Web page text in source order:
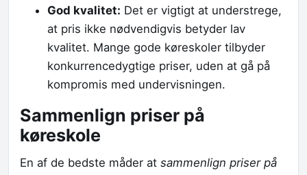
God kvalitet: Det er vigtigt at understrege,
at pris ikke nødvendigvis betyder lav
kvalitet. Mange gode køreskoler tilbyder
konkurrencedygtige priser, uden at gå på
kompromis med undervisningen.
Sammenlign priser på
køreskole
En af de bedste måder at sammenlign priser på